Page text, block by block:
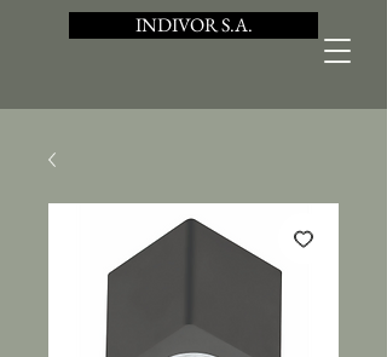
INDIVOR S.A.